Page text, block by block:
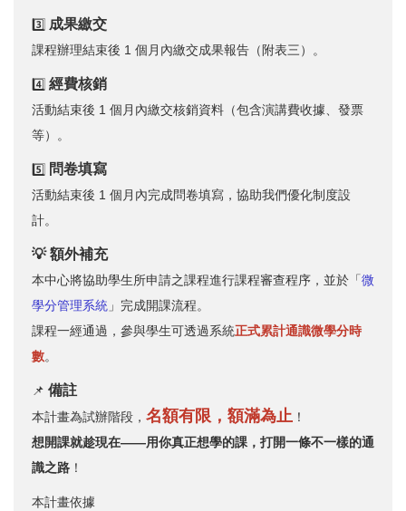
3️⃣ 成果繳交
課程辦理結束後 1 個月內繳交成果報告（附表三）。
4️⃣ 經費核銷
活動結束後 1 個月內繳交核銷資料（包含演講費收據、發票
等）。
5️⃣ 問卷填寫
活動結束後 1 個月內完成問卷填寫，協助我們優化制度設
計。
💡 額外補充
本中心將協助學生所申請之課程進行課程審查程序，並於「微
學分管理系統 」完成開課流程。
課程一經通過，參與學生可透過系統正式累計通識微學分時
數。
📌 備註
本計畫為試辦階段， 名額有限，額滿為止 ！
想開課就趁現在——用你真正想學的課，打開一條不一樣的通
識之路 ！
本計畫依據